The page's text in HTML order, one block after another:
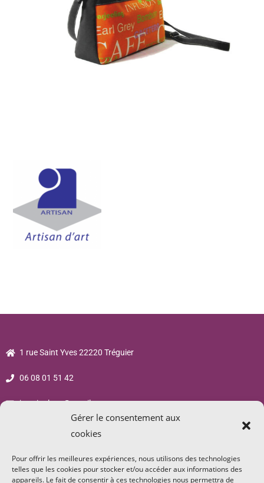
Gérer le consentement aux
cookies
Pour offrir les meilleures expériences, nous utilisons des technologies
telles que les cookies pour stocker et/ou accéder aux informations des
appareils. Le fait de consentir à ces technologies nous permettra de
1 rue Saint Yves 22220 Tréguier
06 08 01 51 42
jsp.sigalane@gmail.com